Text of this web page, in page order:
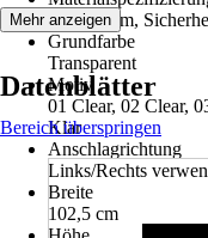
Aluminium,
Grundfarbe
Transparent
Motiv
01 Clear, 02 Clear,
Klar
Anschlagrichtung
Links/Rechts
Breite
102,5 cm
Mehr anzeigen
Datenblätter
Bereich überspringen